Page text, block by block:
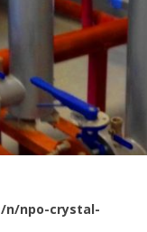
n/npo-crystal-